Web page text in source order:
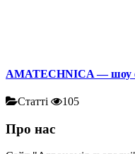
AMATECHNICA — шоу
Статті 105
Про нас